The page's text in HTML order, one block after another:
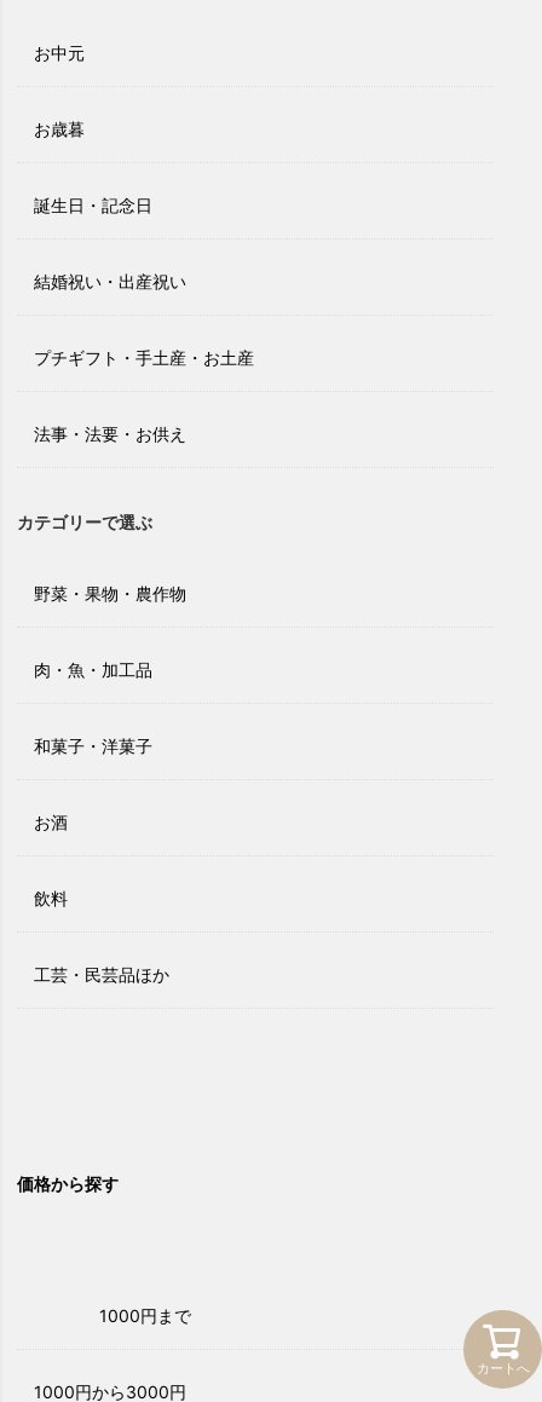
お中元
お歳暮
誕生日・記念日
結婚祝い・出産祝い
プチギフト・手土産・お土産
法事・法要・お供え
カテゴリーで選ぶ
野菜・果物・農作物
肉・魚・加工品
和菓子・洋菓子
お酒
飲料
工芸・民芸品ほか
価格から探す
1000円まで
1000円から3000円
カートへ